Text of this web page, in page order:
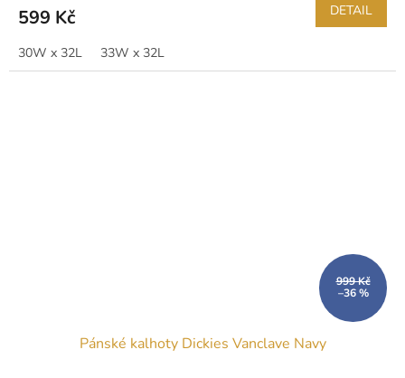
599 Kč DETAIL
30W x 32L 33W x 32L
999 Kč
–36 %
Pánské kalhoty Dickies Vanclave Navy